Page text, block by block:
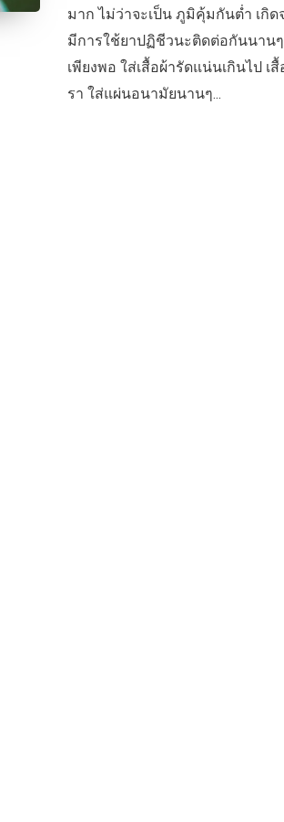
มาก ไม่ว่าจะเป็น ภูมิคุ้มกันต่ำ เกิ
มีการใช้ยาปฏิชีวนะติดต่อกันนาน
เพียงพอ ใส่เสื้อผ้ารัดแน่นเกินไป
รา ใส่แผ่นอนามัยนานๆ...